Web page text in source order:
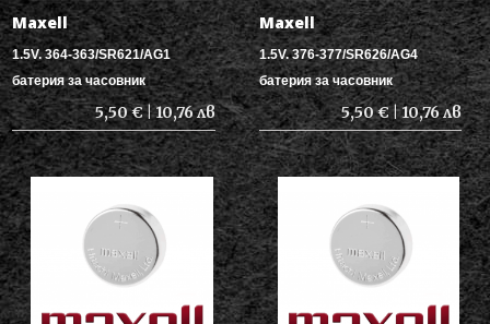
Maxell
1.5V. 364-363/SR621/AG1
батерия за часовник
5,50 € | 10,76 лв
Maxell
1.5V. 376-377/SR626/AG4
батерия за часовник
5,50 € | 10,76 лв